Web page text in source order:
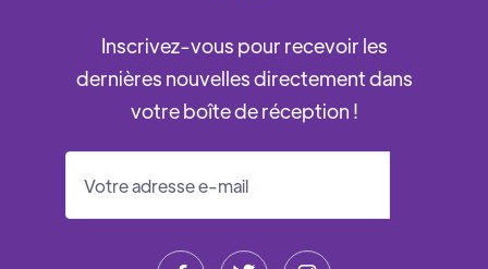
Inscrivez-vous pour recevoir les
dernières nouvelles directement dans
votre boîte de réception !